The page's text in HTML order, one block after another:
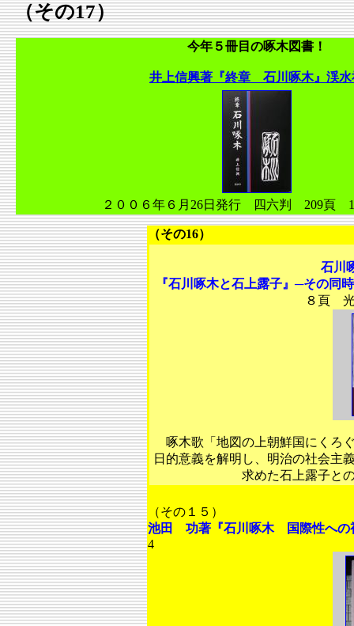
（その17）
今年５冊目の啄木図書！
井上信興著『終章 石川啄木』渓水
２００６年６月26日発行 四六判 209頁
（その16）
石川
『石川啄木と石上露子』─その
８頁
啄木歌「地図の上朝鮮国にくろ
日的意義を解明し、明治の社会主
求めた石上露子と
（その１５）
池田 功著『石川啄木 国際性への
4